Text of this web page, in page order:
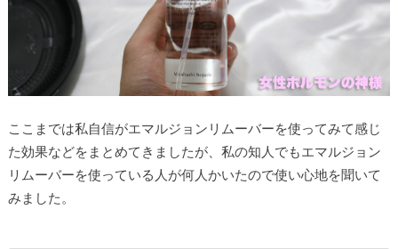
ここまでは私自信がエマルジョンリムーバーを使ってみて感じ
た効果などをまとめてきましたが、私の知人でもエマルジョン
リムーバーを使っている人が何人かいたので使い心地を聞いて
みました。